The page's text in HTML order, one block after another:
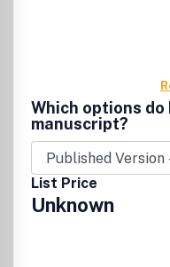
Which options do
manuscript?
List Price
Unknown